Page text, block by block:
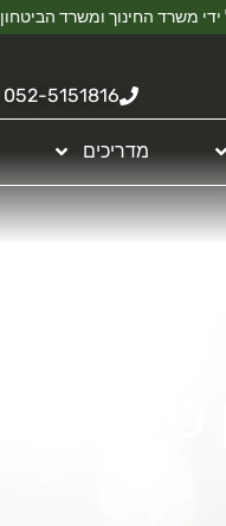
משרד החינוך ומשרד הביטחון
052-5151816
מדריכים